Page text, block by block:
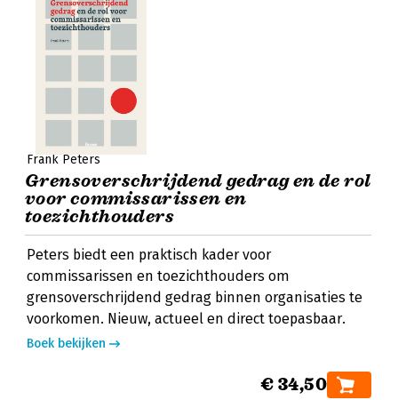
Frank Peters
Grensoverschrijdend gedrag en de rol
voor commissarissen en
toezichthouders
Peters biedt een praktisch kader voor
commissarissen en toezichthouders om
grensoverschrijdend gedrag binnen organisaties te
voorkomen. Nieuw, actueel en direct toepasbaar.
Boek bekijken
€ 34,50